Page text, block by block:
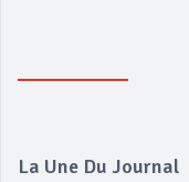
La Une Du Journal